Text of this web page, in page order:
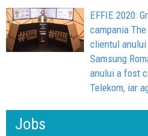
EFFIE 2020:
campania
clientul
Samsung
anului a fost
Telekom, iar
Jobs